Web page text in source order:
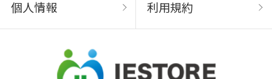
個人情報 利用規約